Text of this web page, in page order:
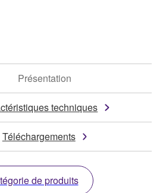
Présentation
techniques
Téléchargements
de produits